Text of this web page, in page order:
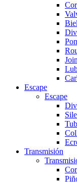
Escape
Escape
Transmisión